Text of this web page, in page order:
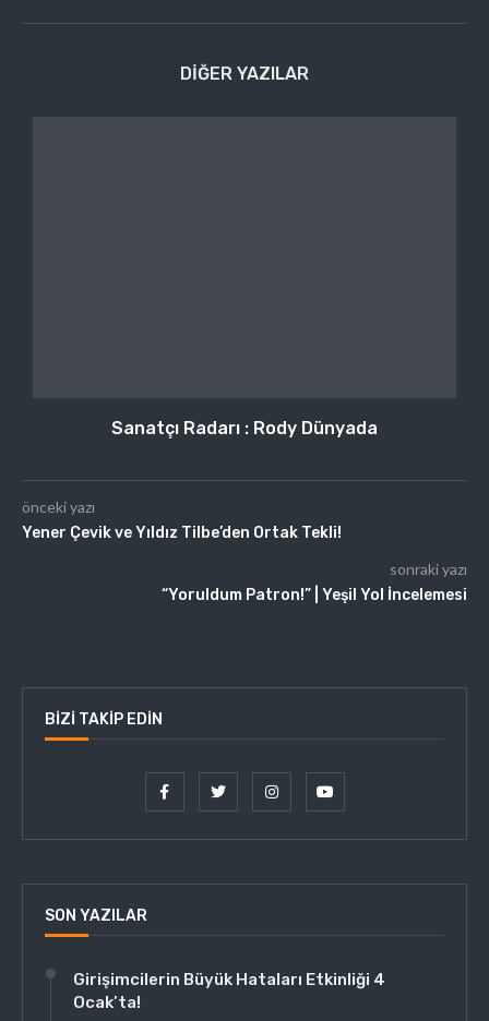
DIĞER YAZILAR
Sanatçı Radarı : Rody Dünyada
önceki yazı
Yener Çevik ve Yıldız Tilbe’den Ortak Tekli!
sonraki yazı
“Yoruldum Patron!” | Yeşil Yol İncelemesi
BIZI TAKIP EDIN
SON YAZILAR
Girişimcilerin Büyük Hataları Etkinliği 4
Ocak’ta!